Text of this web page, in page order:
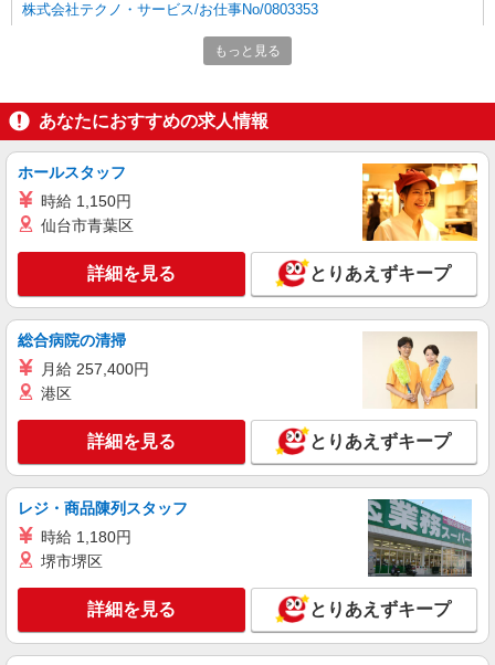
株式会社テクノ・サービス/お仕事No/0803353
加工・組立作業など
時給1500円 月収例：228、700円以上可能（月
す） 交通費全額支給
山梨県北杜市 ＊車通勤OK
詳細を見る
派遣社員
株式会社テクノ・サービス/お仕事No/0889336
組立・検査業務
時給1200円 月収例：195、000円（月収例21日
実働）（残業・休日出勤手当て等が含まれていま
す） 交通費全額支給
山梨県北杜市 ＊車・バイク通勤OK
キープ 詳細を見る
株式会社テクノ・サービス/お仕事No/0900772
機械オペレーター
時給1200円 月収例：216、000円（月収例21日
実働残業代込）（残業・休日出勤手当て等が含ま
山梨県北杜市 ＊車・バイク通勤OK
キープ 詳細を見る
派遣社員
もっと見る
あなたにおすすめの求人情報
ホールスタッフ
時給 1,150円
仙台市青葉区
詳細を見る とりあえずキープ
総合病院の清掃
月給 257,400円
港区
詳細を見る とりあえずキープ
レジ・商品陳列スタッフ
時給 1,180円
堺市堺区
詳細を見る とりあえずキープ